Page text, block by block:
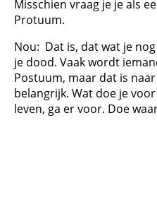
Misschien vraag je je als
Protuum.
Nou: Dat is, dat wat je
je dood. Vaak wordt
Postuum, maar dat is
belangrijk. Wat doe je
leven, ga er voor. Doe